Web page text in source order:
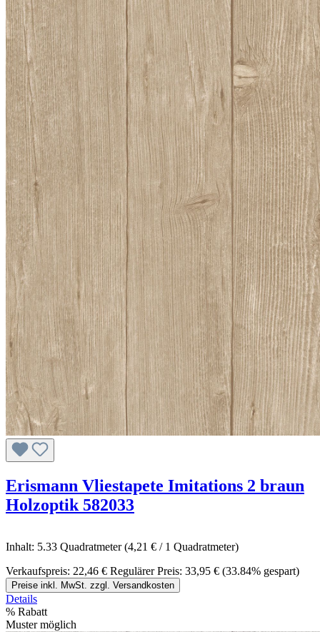
Erismann Vliestapete Imitations 2 braun
Holzoptik 582033
Inhalt: 5.33 Quadratmeter(4,21 € / 1 Quadratmeter)
Verkaufspreis: 22,46 € Regulärer Preis: 33,95 € (33.84% gespart)
Preise inkl. MwSt. zzgl. Versandkosten
Details
% Rabatt
Muster möglich